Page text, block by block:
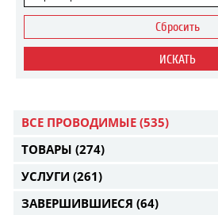
Сбросить
ИСКАТЬ
ВСЕ ПРОВОДИМЫЕ (535)
ТОВАРЫ (274)
УСЛУГИ (261)
ЗАВЕРШИВШИЕСЯ (64)